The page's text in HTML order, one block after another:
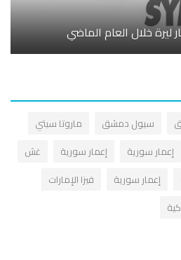
سيول دمشق
ماروتا سيتي
سورية إعمار سورية
غش
إعمار سورية
فيزا الإمارات